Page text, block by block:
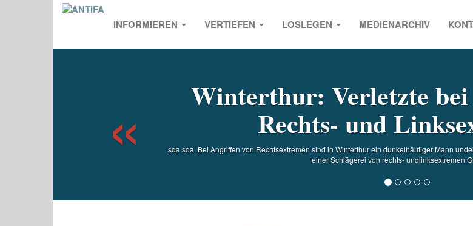
INFORMIEREN VERTIEFEN LOSLEGEN MEDIENARCHIV
Winterthur: Verletzte
Rechts- und
sda sda. Bei Angriffen von Rechtsextremen sind in Winterthur ein dunkelhäutiger Mann
einer Schlägerei von rechts- undlinksextremen
Previous